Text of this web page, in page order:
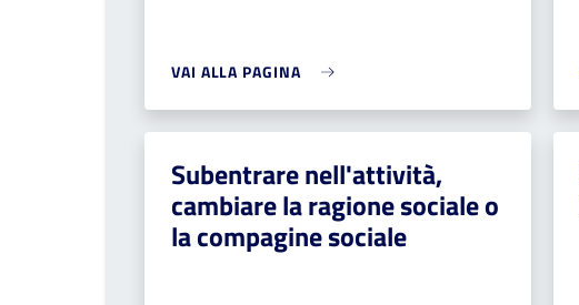
VAI ALLA PAGINA
Subentrare nell'attività,
cambiare la ragione sociale o
la compagine sociale